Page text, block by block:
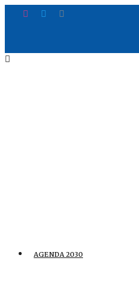
AGENDA 2030